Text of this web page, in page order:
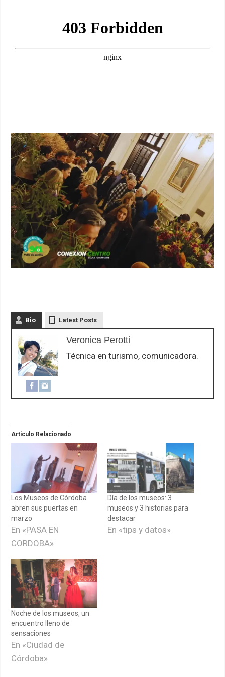
Bio Latest Posts
Veronica Perotti
Técnica en turismo, comunicadora.
Articulo Relacionado
Los Museos de Córdoba
abren sus puertas en
marzo
En «PASA EN
CORDOBA»
Día de los museos: 3
museos y 3 historias para
destacar
En «tips y datos»
Noche de los museos, un
encuentro lleno de
sensaciones
En «Ciudad de
Córdoba»